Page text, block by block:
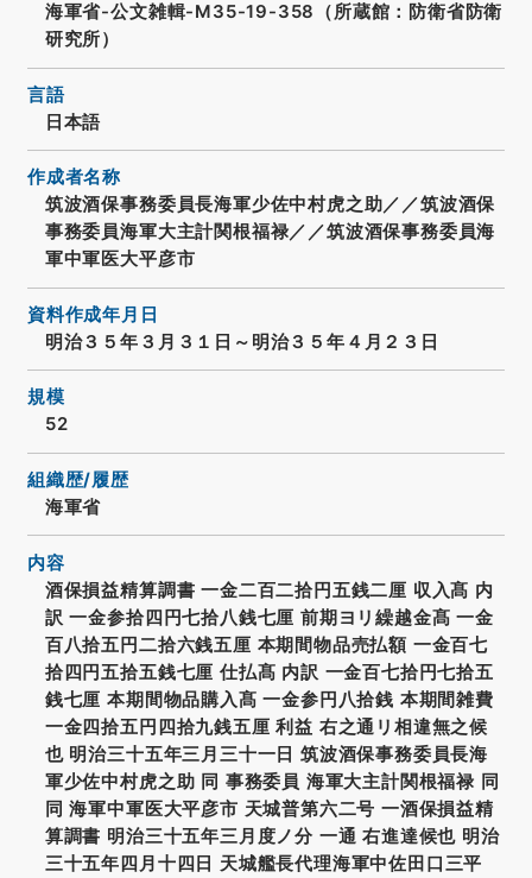
海軍省-公文雑輯-M35-19-358（所蔵館：防衛省防衛
研究所）
言語
日本語
作成者名称
筑波酒保事務委員長海軍少佐中村虎之助／／筑波酒保
事務委員海軍大主計関根福禄／／筑波酒保事務委員海
軍中軍医大平彦市
資料作成年月日
明治３５年３月３１日～明治３５年４月２３日
規模
52
組織歴/履歴
海軍省
内容
酒保損益精算調書 一金二百二拾円五銭二厘 収入髙 内
訳 一金参拾四円七拾八銭七厘 前期ヨリ繰越金髙 一金
百八拾五円二拾六銭五厘 本期間物品売払額 一金百七
拾四円五拾五銭七厘 仕払髙 内訳 一金百七拾円七拾五
銭七厘 本期間物品購入髙 一金参円八拾銭 本期間雑費
一金四拾五円四拾九銭五厘 利益 右之通リ相違無之候
也 明治三十五年三月三十一日 筑波酒保事務委員長海
軍少佐中村虎之助 同 事務委員 海軍大主計関根福禄 同
同 海軍中軍医大平彦市 天城普第六二号 一酒保損益精
算調書 明治三十五年三月度ノ分 一通 右進達候也 明治
三十五年四月十四日 天城艦長代理海軍中佐田口三平